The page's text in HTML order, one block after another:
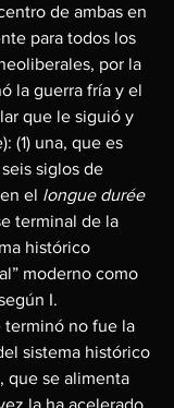
de ambas en
para todos los
por la
la guerra fría y el
que le siguió y
(1) una, que es
siglos de
el longue durée
terminal de la
histórico
moderno como
I.
terminó no fue la
sistema histórico
que se alimenta
la ha acelerado